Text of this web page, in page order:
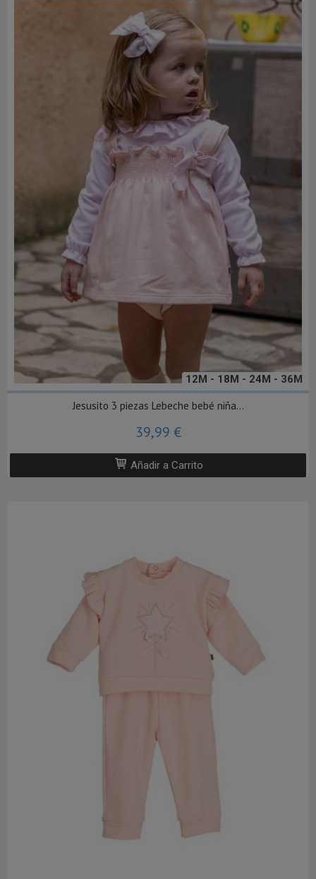
12M - 18M - 24M - 36M
Jesusito 3 piezas Lebeche bebé niña...
39,99 €
Añadir a Carrito